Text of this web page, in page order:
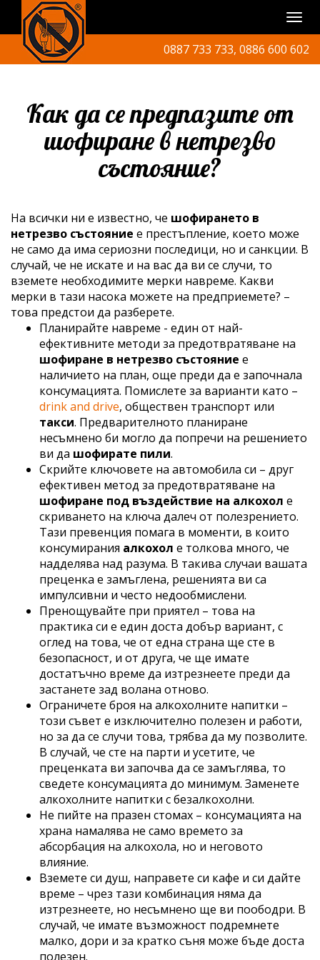
0887 733 733, 0886 600 602
Как да се предпазите от
шофиране в нетрезво
състояние?
На всички ни е известно, че шофирането в
нетрезво състояние е престъпление, което може
не само да има сериозни последици, но и санкции. В
случай, че не искате и на вас да ви се случи, то
вземете необходимите мерки навреме. Какви
мерки в тази насока можете на предприемете? –
това предстои да разберете.
Планирайте навреме - един от най-
ефективните методи за предотвратяване на
шофиране в нетрезво състояние е
наличието на план, още преди да е започнала
консумацията. Помислете за варианти като –
drink and drive, обществен транспорт или
такси. Предварителното планиране
несъмнено би могло да попречи на решението
ви да шофирате пили.
Скрийте ключовете на автомобила си – друг
ефективен метод за предотвратяване на
шофиране под въздействие на алкохол е
скриването на ключа далеч от полезрението.
Тази превенция помага в моменти, в които
консумирания алкохол е толкова много, че
надделява над разума. В такива случаи вашата
преценка е замъглена, решенията ви са
импулсивни и често недообмислени.
Пренощувайте при приятел – това на
практика си е един доста добър вариант, с
оглед на това, че от една страна ще сте в
безопасност, и от друга, че ще имате
достатъчно време да изтрезнеете преди да
застанете зад волана отново.
Ограничете броя на алкохолните напитки –
този съвет е изключително полезен и работи,
но за да се случи това, трябва да му позволите.
В случай, че сте на парти и усетите, че
преценката ви започва да се замъглява, то
сведете консумацията до минимум. Заменете
алкохолните напитки с безалкохолни.
Не пийте на празен стомах – консумацията на
храна намалява не само времето за
абсорбация на алкохола, но и неговото
влияние.
Вземете си душ, направете си кафе и си дайте
време – чрез тази комбинация няма да
изтрезнеете, но несъмнено ще ви поободри. В
случай, че имате възможност подремнете
малко, дори и за кратко съня може бъде доста
полезен.